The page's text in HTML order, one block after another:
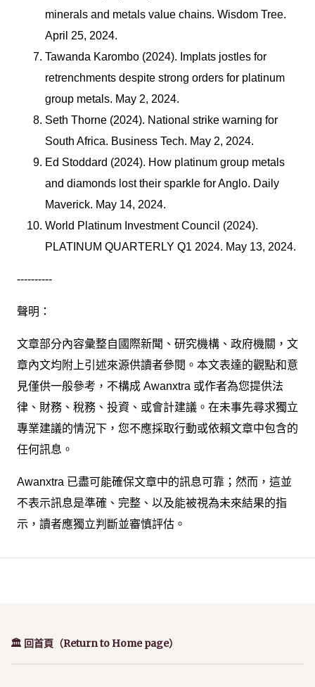
minerals and metals value chains. Wisdom Tree.
April 25, 2024.
Tawanda Karombo (2024). Implats jostles for
retrenchments despite strong orders for platinum
group metals. May 2, 2024.
Seth Thorne (2024). National strike warning for
South Africa. Business Tech. May 2, 2024.
Ed Stoddard (2024). How platinum group metals
and diamonds lost their sparkle for Anglo. Daily
Maverick. May 14, 2024.
World Platinum Investment Council (2024).
PLATINUM QUARTERLY Q1 2024. May 13, 2024.
----------
聲明：
文章部分內容彙整自國際新聞、研究機構、政府機關，文
章內文均附上引述來源供讀者參閱。本文表達的觀點和意
見僅供一般參考，不構成 Awanxtra 或作者為您提供法
律、財務、稅務、投資、或會計建議。在未事先尋求獨立
專業建議的情況下，您不應採取行動或依賴文章中包含的
任何訊息。
Awanxtra 已盡可能確保文章中的訊息可靠；然而，這並
不表示訊息是準確、完整、以及能被視為未來結果的指
示，讀者應獨立判斷並審慎評估。
🏛️ 回首頁（Return to Home page）